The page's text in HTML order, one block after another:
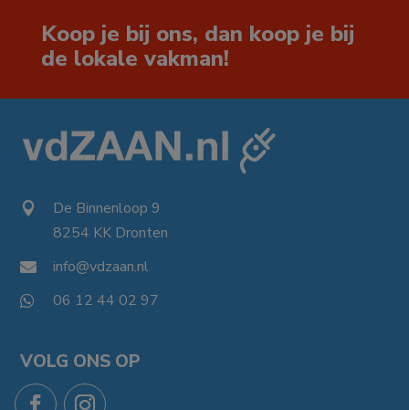
Koop je bij ons, dan koop je bij
de lokale vakman!
 De Binnenloop 9
8254 KK Dronten
 info@vdzaan.nl
 06 12 44 02 97
VOLG ONS OP